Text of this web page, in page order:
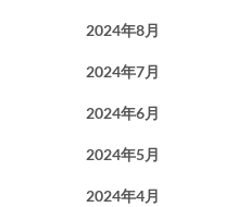
2024年8月
2024年7月
2024年6月
2024年5月
2024年4月